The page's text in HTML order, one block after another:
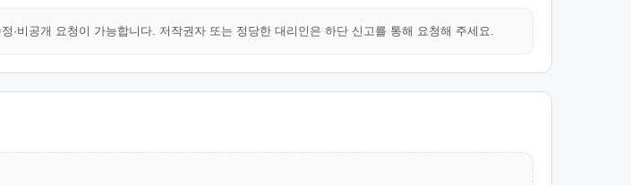
비공개 요청이 가능합니다. 저작권자 또는 정당한 대리인은 하단 신고를 통해 요청해 주세요.